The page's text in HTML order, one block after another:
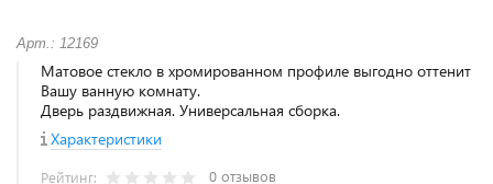
Арт.: 12169
Матовое стекло в хромированном профиле выгодно оттенит
Вашу ванную комнату.
Дверь раздвижная. Универсальная сборка.
Характеристики
Рейтинг: 0 отзывов